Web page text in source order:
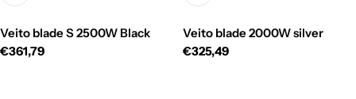
Veito blade S 2500W Black
Normale
€361,79
Veito blade 2000W silver
Normale
€325,49